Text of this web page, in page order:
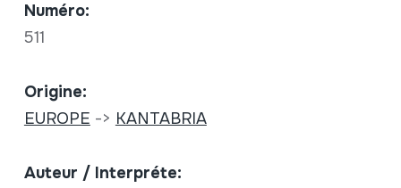
Numéro:
511
Origine:
EUROPE -> KANTABRIA
Auteur / Interpréte: